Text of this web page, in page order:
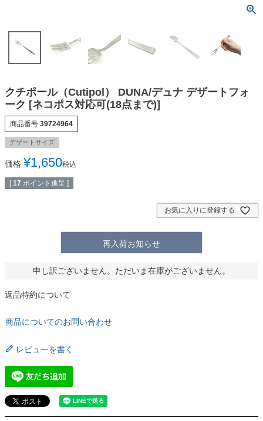
クチポール（Cutipol） DUNA/デュナ デザートフォ
ーク [ネコポス対応可(18点まで)]
商品番号 39724964
デザートサイズ
価格 ¥1,650税込
[ 17 ポイント進呈 ]
お気に入りに登録する
再入荷お知らせ
申し訳ございません。ただいま在庫がございません。
返品特約について
商品についてのお問い合わせ
レビューを書く